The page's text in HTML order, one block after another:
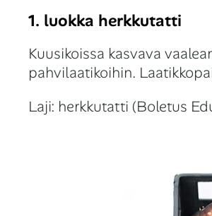
1. luokka herkkutatti
Kuusikoissa kasvava
pahvilaatikoihin.
Laji: herkkutatti (Boletus